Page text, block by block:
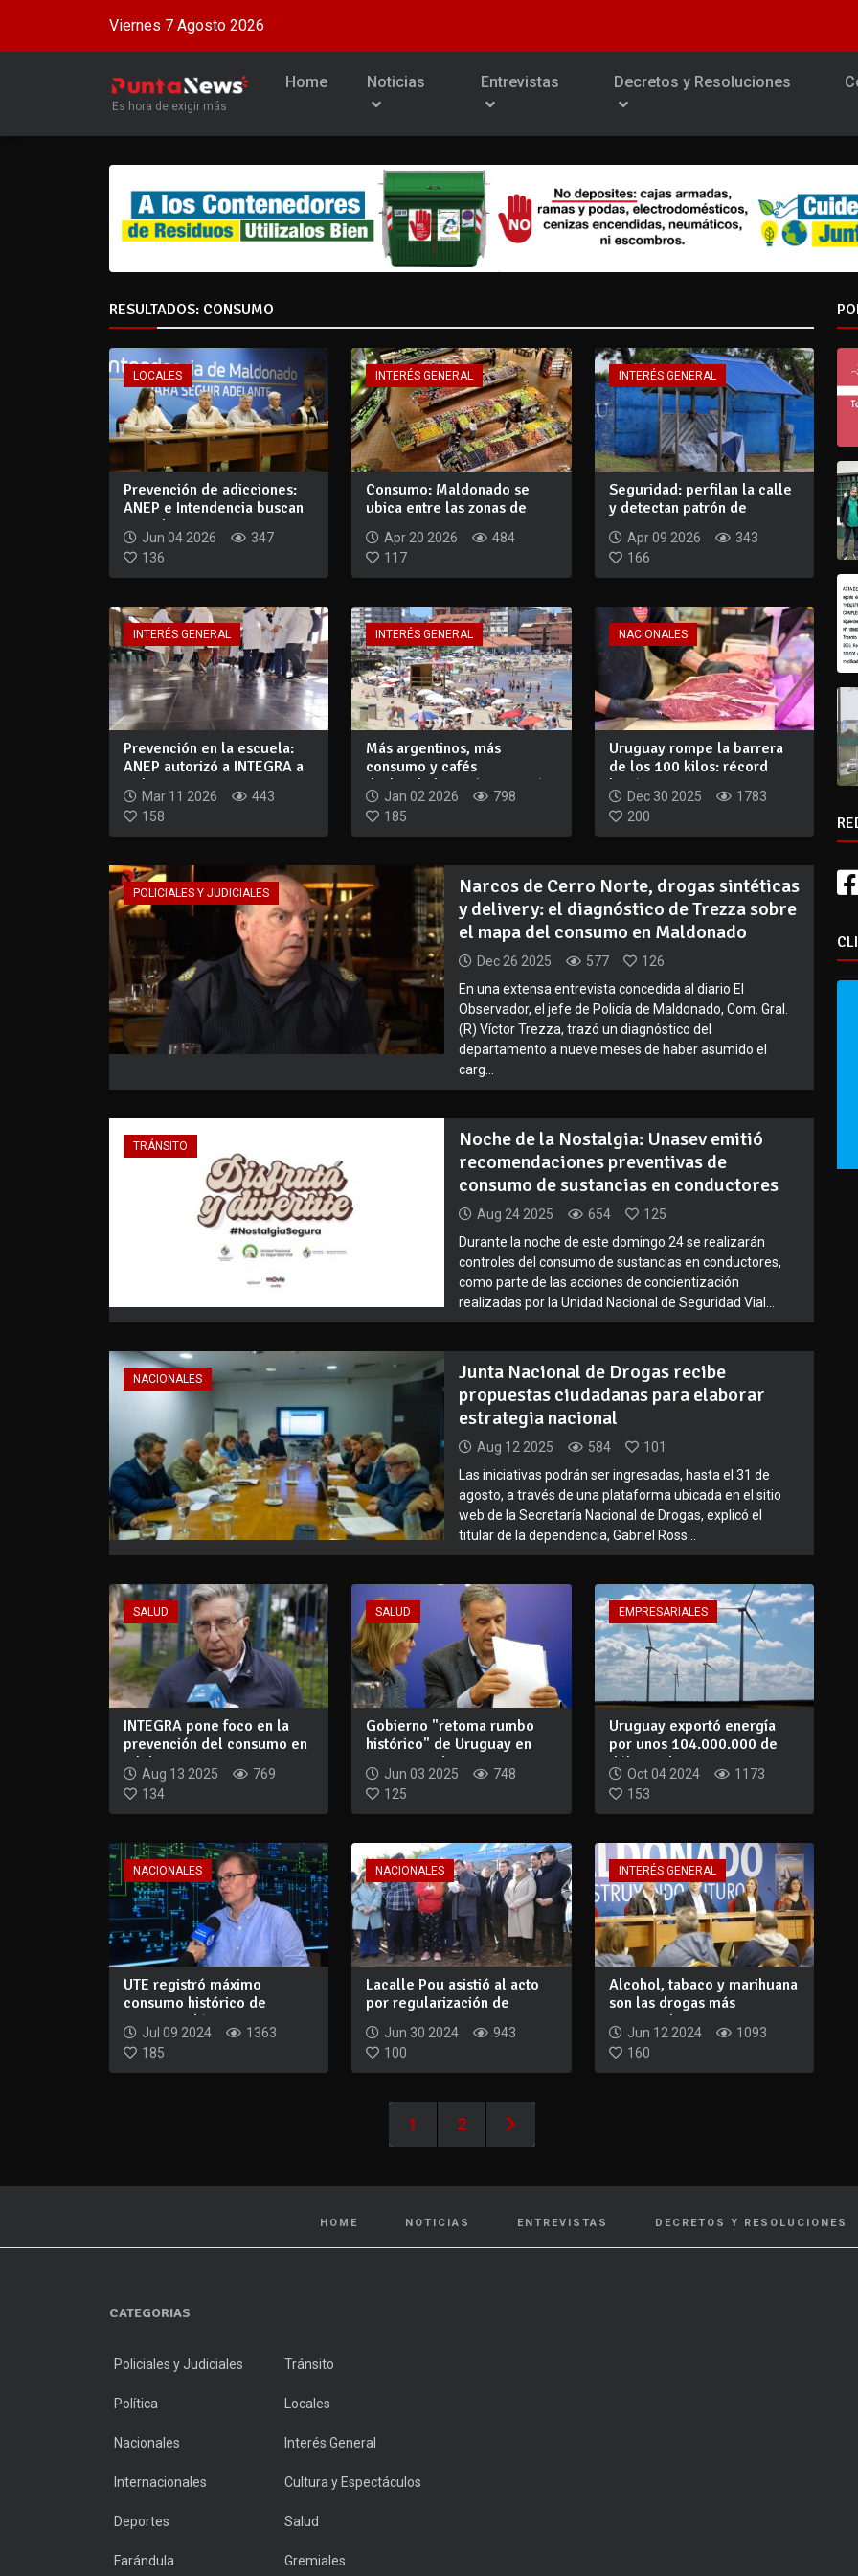
Viernes 7 Agosto 2026
Es hora de exigir más
Home Noticias Entrevistas Decretos y Resoluciones
RESULTADOS: CONSUMO
LOCALES
Prevención de adicciones:
ANEP e Intendencia buscan
que el t...
Jun 04 2026
347
136
INTERÉS GENERAL
Consumo: Maldonado se
ubica entre las zonas de
Apr 20 2026
484
117
INTERÉS GENERAL
Seguridad: perfilan la calle
y detectan patrón de
Apr 09 2026
343
166
INTERÉS GENERAL
Prevención en la escuela:
ANEP autorizó a INTEGRA a
trabajar...
Mar 11 2026
443
158
INTERÉS GENERAL
Más argentinos, más
consumo y cafés
desbordados: así comenzó...
Jan 02 2026
798
185
NACIONALES
Uruguay rompe la barrera
de los 100 kilos: récord
histórico...
Dec 30 2025
1783
200
POLICIALES Y JUDICIALES
Narcos de Cerro Norte, drogas sintéticas
y delivery: el diagnóstico de Trezza sobre
el mapa del consumo en Maldonado
Dec 26 2025 577
126
En una extensa entrevista concedida al diario El
Observador, el jefe de Policía de Maldonado, Com. Gral.
(R) Víctor Trezza, trazó un diagnóstico del
departamento a nueve meses de haber asumido el
carg...
TRÁNSITO
Noche de la Nostalgia: Unasev emitió
recomendaciones preventivas de
consumo de sustancias en conductores
Aug 24 2025 654
125
Durante la noche de este domingo 24 se realizarán
controles del consumo de sustancias en conductores,
como parte de las acciones de concientización
realizadas por la Unidad Nacional de Seguridad Vial...
NACIONALES
Junta Nacional de Drogas recibe
propuestas ciudadanas para elaborar
estrategia nacional
Aug 12 2025 584
101
Las iniciativas podrán ser ingresadas, hasta el 31 de
agosto, a través de una plataforma ubicada en el sitio
web de la Secretaría Nacional de Drogas, explicó el
titular de la dependencia, Gabriel Ross...
SALUD
INTEGRA pone foco en la
prevención del consumo en
adolescent...
Aug 13 2025
769
134
SALUD
Gobierno "retoma rumbo
histórico" de Uruguay en
estrategia d...
Jun 03 2025
748
125
EMPRESARIALES
Uruguay exportó energía
por unos 104.000.000 de
dólares dura...
Oct 04 2024
1173
153
NACIONALES
UTE registró máximo
consumo histórico de
potencia eléctrica...
Jul 09 2024
1363
185
NACIONALES
Lacalle Pou asistió al acto
por regularización de
Jun 30 2024
943
100
INTERÉS GENERAL
Alcohol, tabaco y marihuana
son las drogas más
consumidas en...
Jun 12 2024
1093
160
1 2
HOME NOTICIAS ENTREVISTAS DECRETOS Y RESOLUCIONES
CATEGORIAS
Policiales y Judiciales Tránsito
Política Locales
Nacionales Interés General
Internacionales Cultura y Espectáculos
Deportes Salud
Farándula Gremiales